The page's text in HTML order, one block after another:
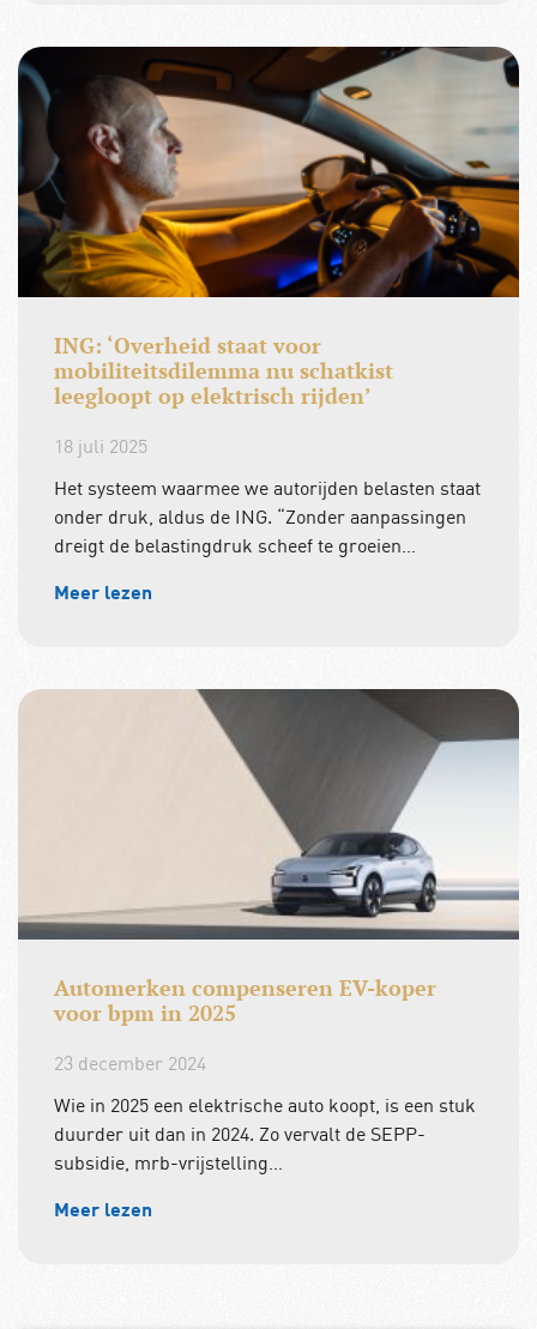
ING: ‘Overheid staat voor
mobiliteitsdilemma nu schatkist
leegloopt op elektrisch rijden’
18 juli 2025
Het systeem waarmee we autorijden belasten staat
onder druk, aldus de ING. “Zonder aanpassingen
dreigt de belastingdruk scheef te groeien…
Meer lezen
Automerken compenseren EV-koper
voor bpm in 2025
23 december 2024
Wie in 2025 een elektrische auto koopt, is een stuk
duurder uit dan in 2024. Zo vervalt de SEPP-
subsidie, mrb-vrijstelling…
Meer lezen